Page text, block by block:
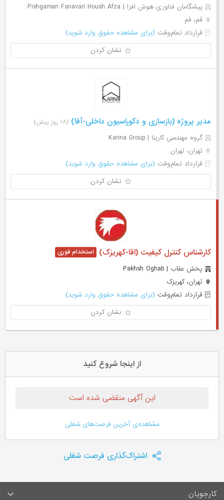
پیشگامان فناوری هوش افزا | Pishgaman Fanavari Housh Afza
قم، قم
قرارداد تمام‌وقت (برای مشاهده حقوق وارد شوید)
نشان کردن
مدیر پروژه (بازسازی و دکوراسیون داخلی-آقا) (۱۸ روز پیش)
گروه مهندسی کارینا | Karina Group
تهران، تهران
قرارداد تمام‌وقت (برای مشاهده حقوق وارد شوید)
نشان کردن
کارشناس کنترل کیفیت (اقا-کهریزک)
پخش عقاب | Pakhsh Oghab
تهران، کهریزک
قرارداد تمام‌وقت (برای مشاهده حقوق وارد شوید)
نشان کردن
از اینجا شروع کنید
این آگهی منقضی شده است
مشاهده‌ی آخرین فرصت‌های شغلی
اشتراک‌گذاری فرصت شغلی
کارجویان